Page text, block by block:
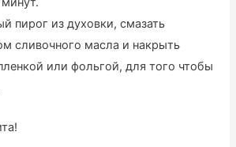
пирог из духовки, смазать
сливочного масла и накрыть
или фольгой, для того чтобы